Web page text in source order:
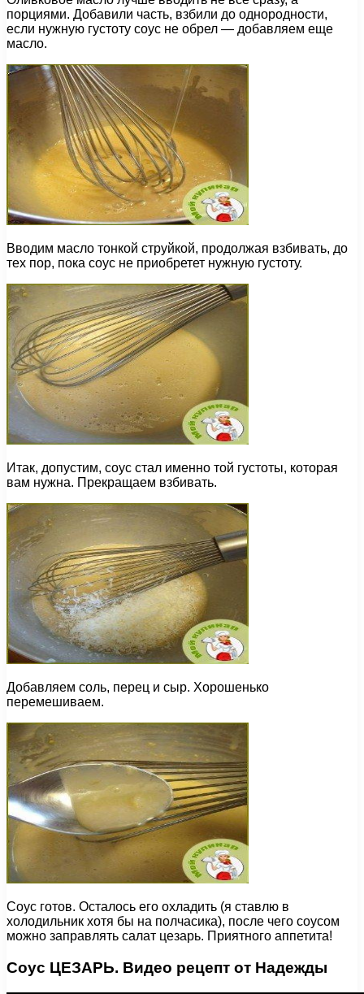
порциями. Добавили часть, взбили до однородности,
если нужную густоту соус не обрел — добавляем еще
масло.
Вводим масло тонкой струйкой, продолжая взбивать, до
тех пор, пока соус не приобретет нужную густоту.
Итак, допустим, соус стал именно той густоты, которая
вам нужна. Прекращаем взбивать.
Добавляем соль, перец и сыр. Хорошенько
перемешиваем.
Соус готов. Осталось его охладить (я ставлю в
холодильник хотя бы на полчасика), после чего соусом
можно заправлять салат цезарь. Приятного аппетита!
Соус ЦЕЗАРЬ. Видео рецепт от Надежды